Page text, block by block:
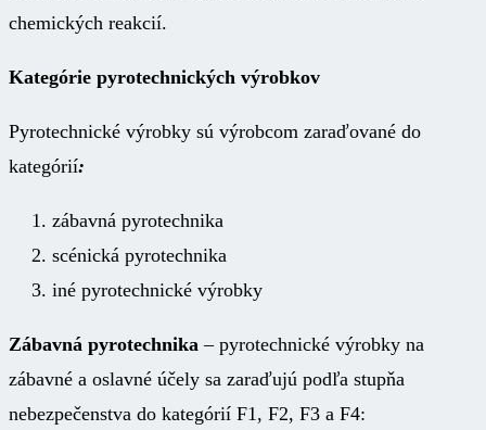
chemických reakcií.
Kategórie pyrotechnických výrobkov
Pyrotechnické výrobky sú výrobcom zaraďované do
kategórií:
zábavná pyrotechnika
scénická pyrotechnika
iné pyrotechnické výrobky
Zábavná pyrotechnika – pyrotechnické výrobky na
zábavné a oslavné účely sa zaraďujú podľa stupňa
nebezpečenstva do kategórií F1, F2, F3 a F4: